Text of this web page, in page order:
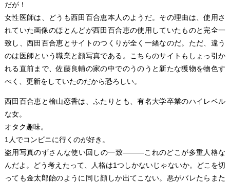
だが！
女性医師は、どうも西田百合恵本人のようだ。その理由は、使用さ
れていた画像のほとんどが西田百合恵の使用していたものと完全一
致し、西田百合恵とサイトのつくりが全く一緒なのだ。ただ、違う
のは医師という職業と顔写真である。こちらのサイトもしょっ引か
れる直前まで、佐藤良輔の家の中でのうのうと新たな獲物を物色す
べく、更新をしていたのだから恐ろしい。
西田百合恵と檜山恋香は、ふたりとも、有名大学卒業のハイレベル
な女。
オタク趣味。
1人でコンビニに行くのが好き。
盗用写真のずさんな使い回しの一致―――これのどこが多重人格な
んだよ。どう考えたって、人格は1つしかないじゃないか。どこを切
っても金太郎飴のように同じ顔しか出てこない。悪がバレたらまた